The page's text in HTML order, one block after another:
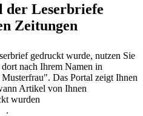
der Leserbriefe
Zeitungen
gedruckt wurde, nutzen Sie
nach Ihrem Namen in
Das Portal zeigt Ihnen
Artikel von Ihnen
wurden
.